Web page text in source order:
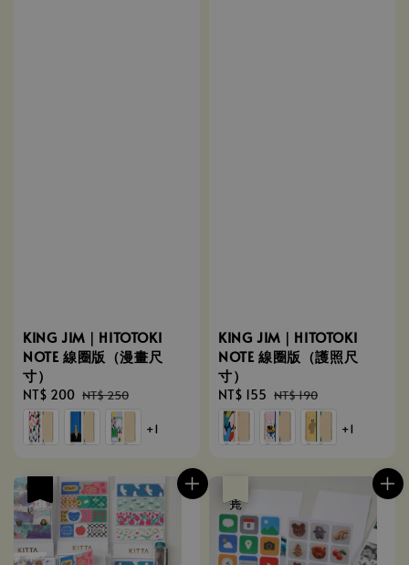
KING JIM｜HITOTOKI
NOTE 線圈版（漫畫尺
寸）
Sale
price
NT$ 200 Regular
price
NT$ 250
+1
KING JIM｜HITOTOKI
NOTE 線圈版（護照尺
寸）
Sale
price
NT$ 155 Regular
price
NT$ 190
+1